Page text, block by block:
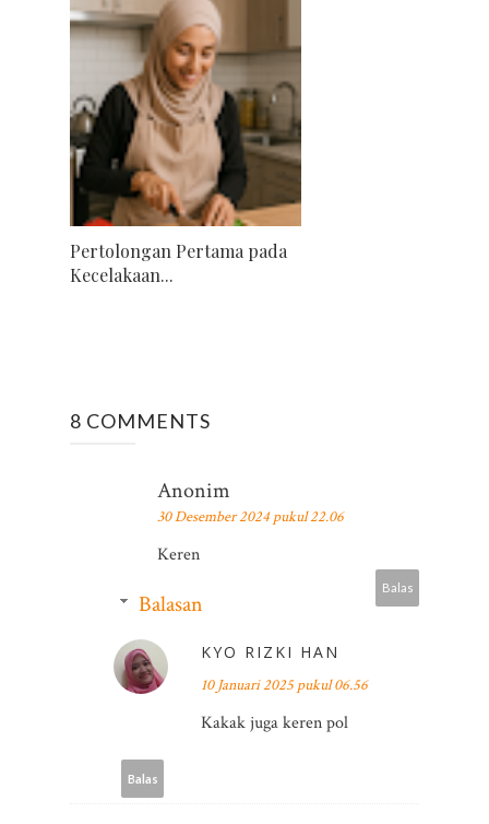
Pertolongan Pertama pada
Kecelakaan...
8 COMMENTS
Anonim
30 Desember 2024 pukul 22.06
Keren
Balas
Balasan
KYO RIZKI HAN
10 Januari 2025 pukul 06.56
Kakak juga keren pol
Balas